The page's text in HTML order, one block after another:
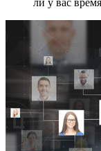
ли у вас